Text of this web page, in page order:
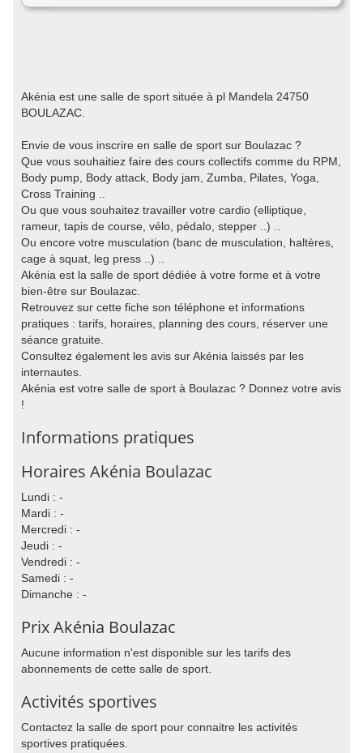
Akénia est une salle de sport située à pl Mandela 24750
BOULAZAC.
Envie de vous inscrire en salle de sport sur Boulazac ?
Que vous souhaitiez faire des cours collectifs comme du RPM,
Body pump, Body attack, Body jam, Zumba, Pilates, Yoga,
Cross Training ..
Ou que vous souhaitez travailler votre cardio (elliptique,
rameur, tapis de course, vélo, pédalo, stepper ..) ..
Ou encore votre musculation (banc de musculation, haltères,
cage à squat, leg press ..) ..
Akénia est la salle de sport dédiée à votre forme et à votre
bien-être sur Boulazac.
Retrouvez sur cette fiche son téléphone et informations
pratiques : tarifs, horaires, planning des cours, réserver une
séance gratuite.
Consultez également les avis sur Akénia laissés par les
internautes.
Akénia est votre salle de sport à Boulazac ? Donnez votre avis
!
Informations pratiques
Horaires Akénia Boulazac
Lundi : -
Mardi : -
Mercredi : -
Jeudi : -
Vendredi : -
Samedi : -
Dimanche : -
Prix Akénia Boulazac
Aucune information n'est disponible sur les tarifs des
abonnements de cette salle de sport.
Activités sportives
Contactez la salle de sport pour connaitre les activités
sportives pratiquées.